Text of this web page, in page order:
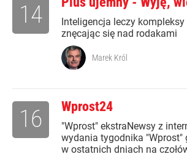
Inteligencja leczy
znęcając się nad rodakami
14
Marek Król
Wprost24
"Wprost" ekstraNewsy z
wydania tygodnika "Wprost"
w ostatnich dniach na
16